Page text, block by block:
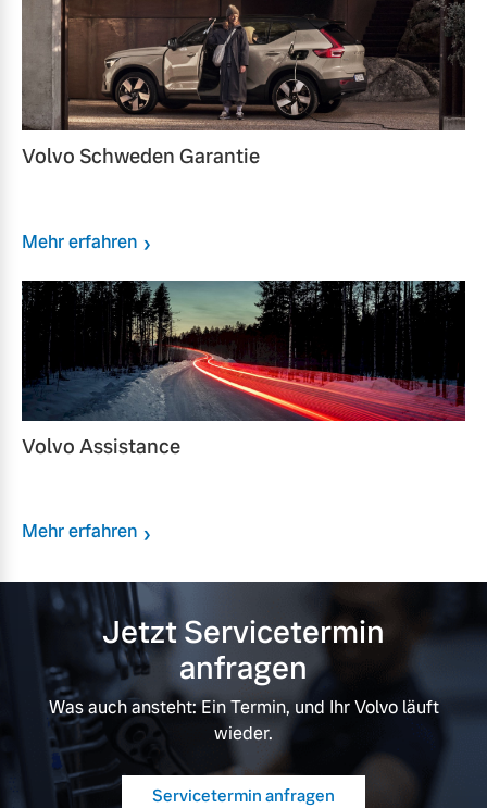
Volvo Schweden Garantie
Mehr erfahren
Volvo Assistance
Mehr erfahren
Jetzt Servicetermin
anfragen
Was auch ansteht: Ein Termin, und Ihr Volvo läuft
wieder.
Servicetermin anfragen